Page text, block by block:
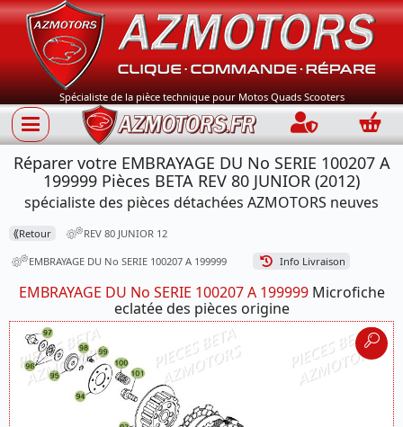
Spécialiste de la pièce technique pour Motos Quads Scooters
Connection
Réparer votre EMBRAYAGE DU No SERIE 100207 A
199999 Pièces BETA REV 80 JUNIOR (2012)
spécialiste des pièces détachées AZMOTORS neuves
⟪Retour REV 80 JUNIOR 12
EMBRAYAGE DU No SERIE 100207 A 199999 Info Livraison
EMBRAYAGE DU No SERIE 100207 A 199999Microfiche
eclatée des pièces origine